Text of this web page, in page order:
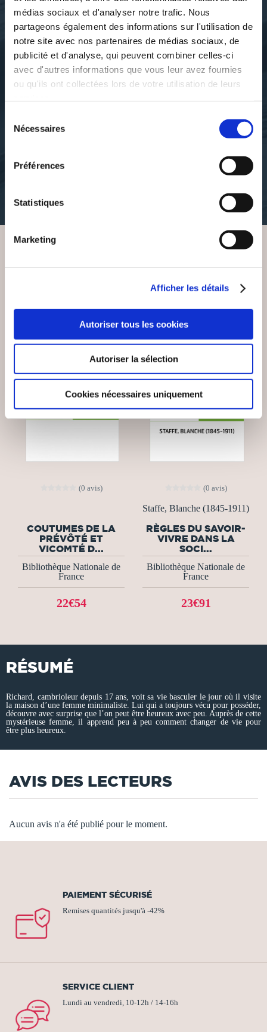
médias sociaux et d'analyser notre trafic. Nous
partageons également des informations sur l'utilisation de
notre site avec nos partenaires de médias sociaux, de
publicité et d'analyse, qui peuvent combiner celles-ci
avec d'autres informations que vous leur avez fournies
ou qu'ils ont collectées lors de votre utilisation de leurs
Nécessaires
Préférences
Statistiques
Marketing
Afficher les détails
Autoriser tous les cookies
Autoriser la sélection
Cookies nécessaires uniquement
BIENVENUE
romans
CLÉMENT S'ÉNERVAIT
TOUT LE TEMPS
histoires-illustrees
VOUS AIMEREZ AUSSI
(0 avis)
COUTUMES DE LA
PRÉVÔTÉ ET
VICOMTÉ D...
Bibliothèque Nationale de
France
22€54
(0 avis)
Staffe, Blanche (1845-1911)
RÈGLES DU SAVOIR-
VIVRE DANS LA
SOCI...
Bibliothèque Nationale de
France
23€91
RÉSUMÉ
Richard, cambrioleur depuis 17 ans, voit sa vie basculer le jour où il visite
la maison d’une femme minimaliste. Lui qui a toujours vécu pour posséder,
découvre avec surprise que l’on peut être heureux avec peu. Auprès de cette
mystérieuse femme, il apprend peu à peu comment changer de vie pour
être plus heureux.
AVIS DES LECTEURS
Aucun avis n'a été publié pour le moment.
PAIEMENT SÉCURISÉ
Remises quantités jusqu'à -42%
SERVICE CLIENT
Lundi au vendredi, 10-12h / 14-16h